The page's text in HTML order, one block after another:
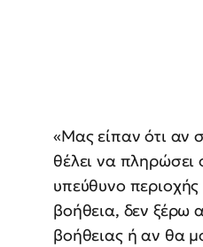
«Μας είπαν ότι αν
θέλει να πληρώσει
υπεύθυνο
βοήθεια, δεν ξέρω
βοήθειας ή αν θα